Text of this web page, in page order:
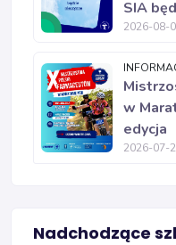
SIA
2026-08-
w
edycja
2026-07-
Nadchodzące